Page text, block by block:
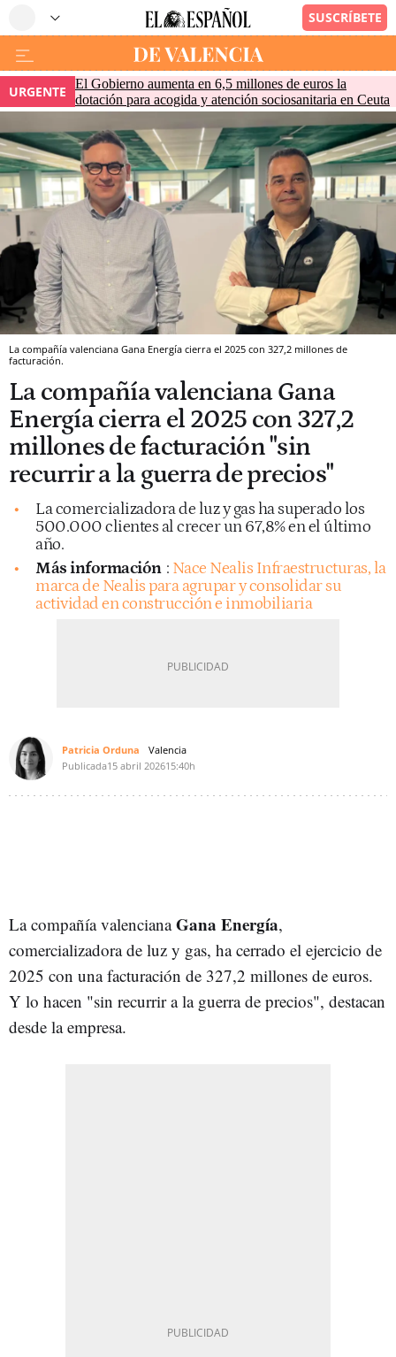
URGENTE
El Gobierno aumenta en 6,5 millones de euros la
dotación para acogida y atención sociosanitaria en Ceuta
La compañía valenciana Gana Energía cierra el 2025 con 327,2 millones de
facturación.
La compañía valenciana Gana
Energía cierra el 2025 con 327,2
millones de facturación "sin
recurrir a la guerra de precios"
La comercializadora de luz y gas ha superado los
500.000 clientes al crecer un 67,8% en el último
año.
Más información : Nace Nealis Infraestructuras, la
marca de Nealis para agrupar y consolidar su
actividad en construcción e inmobiliaria
Patricia Orduna
Valencia
Publicada15 abril 202615:40h
La compañía valencianaGana Energía,
comercializadora de luz y gas, ha cerrado el ejercicio de
2025 con una facturación de 327,2 millones de euros.
Y lo hacen "sin recurrir a la guerra de precios", destacan
desde la empresa.